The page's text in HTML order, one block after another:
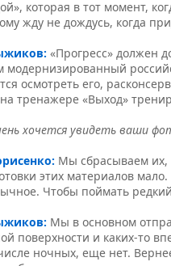
которая в тот момент,
жду не дождусь, когда
«Прогресс» должен
модернизированный
осмотреть его,
тренажере «Выход»
хочется увидеть ваши
Мы сбрасываем их,
этих материалов
Чтобы поймать
Мы в основном
поверхности и каких-то
ночных, еще нет.